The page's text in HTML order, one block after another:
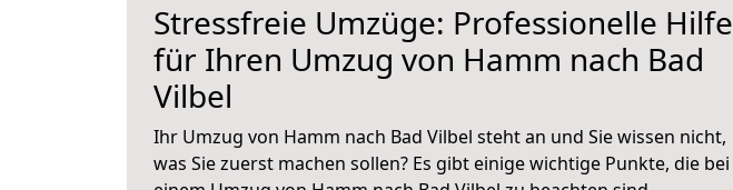
Stressfreie Umzüge: Professionelle Hilfe
für Ihren Umzug von Hamm nach Bad
Vilbel
Ihr Umzug von Hamm nach Bad Vilbel steht an und Sie wissen nicht,
was Sie zuerst machen sollen? Es gibt einige wichtige Punkte, die bei